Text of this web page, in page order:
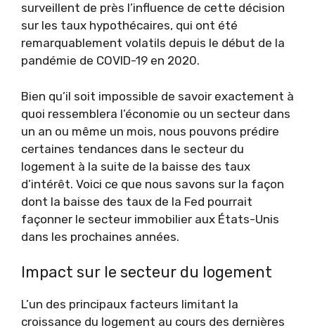
surveillent de près l’influence de cette décision
sur les taux hypothécaires, qui ont été
remarquablement volatils depuis le début de la
pandémie de COVID-19 en 2020.
Bien qu’il soit impossible de savoir exactement à
quoi ressemblera l’économie ou un secteur dans
un an ou même un mois, nous pouvons prédire
certaines tendances dans le secteur du
logement à la suite de la baisse des taux
d’intérêt. Voici ce que nous savons sur la façon
dont la baisse des taux de la Fed pourrait
façonner le secteur immobilier aux États-Unis
dans les prochaines années.
Impact sur le secteur du logement
L’un des principaux facteurs limitant la
croissance du logement au cours des dernières